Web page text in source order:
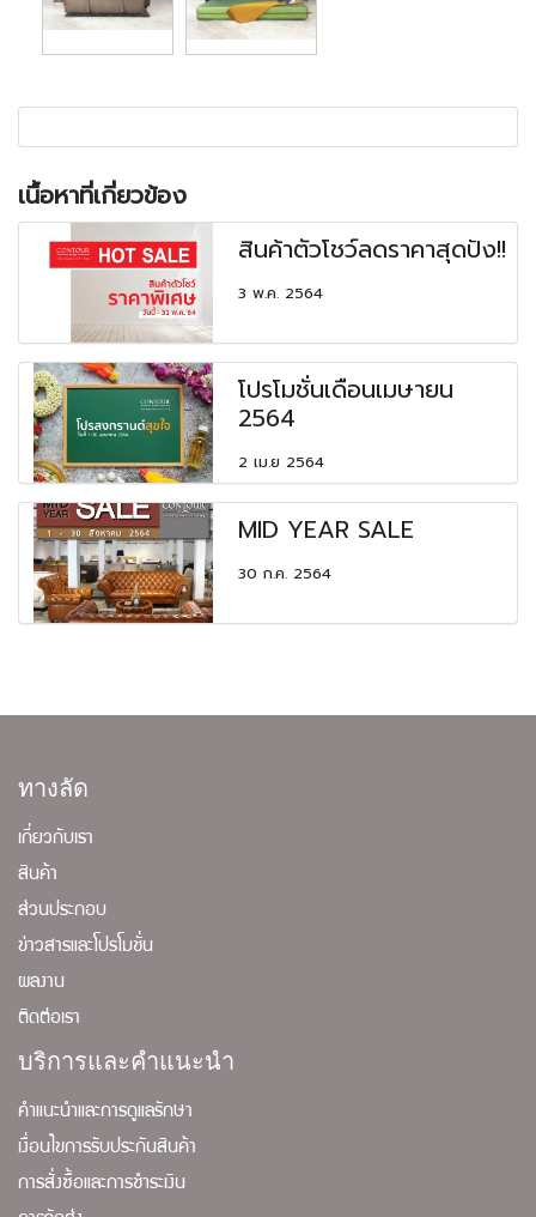
เนื้อหาที่เกี่ยวข้อง
สินค้าตัวโชว์ลดราคาสุดปัง!!
3 พ.ค. 2564
โปรโมชั่นเดือนเมษายน
2564
2 เม.ย 2564
MID YEAR SALE
30 ก.ค. 2564
ทางลัด
เกี่ยวกับเรา
สินค้า
ส่วนประกอบ
ข่าวสารและโปรโมชั่น
ผลงาน
ติดต่อเรา
บริการและคำแนะนำ
คำแนะนำและการดูแลรักษา
เงื่อนไขการรับประกันสินค้า
การสั่งซื้อและการชำระเงิน